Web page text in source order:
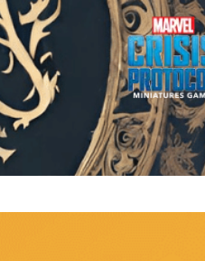
attend !